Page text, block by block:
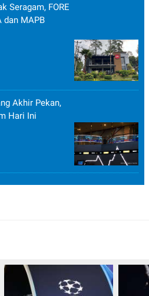
Seragam, FORE
dan MAPB
Akhir Pekan,
Hari Ini